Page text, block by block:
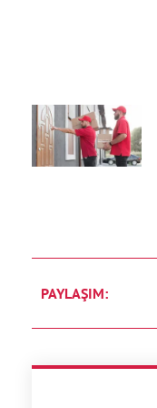
PAYLAŞIM: